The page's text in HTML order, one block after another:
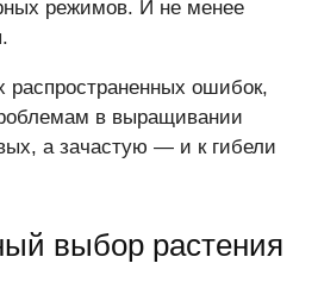
режимов. И не менее
ошибок,
в выращивании
а зачастую — и к гибели
выбор растения